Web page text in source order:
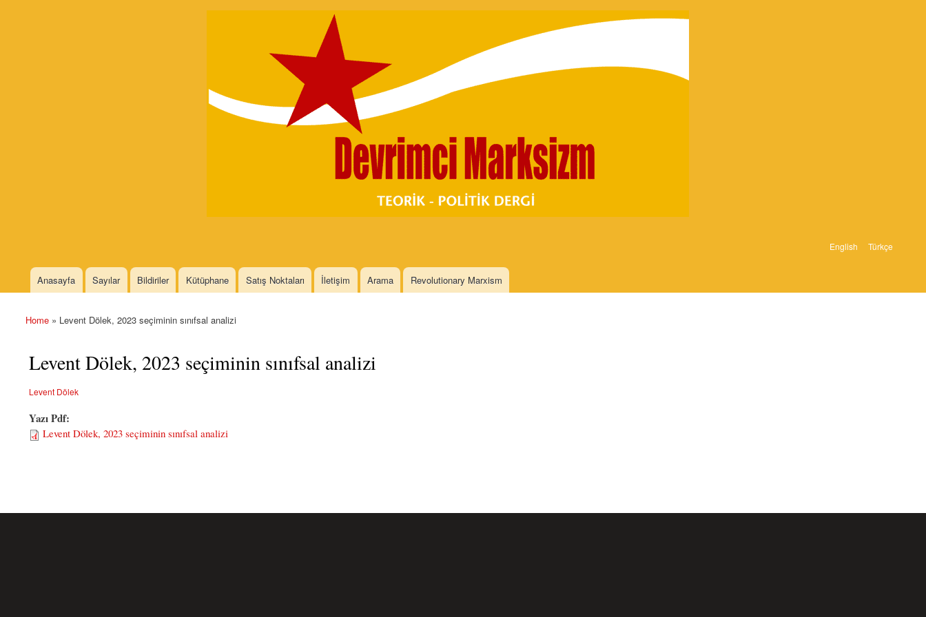
Skip to
English Türkçe
Main menu
Anasayfa Sayılar Bildiriler Kütüphane Satış Noktaları İletişim Arama Revolutionary Marxism
You are here
Home » Levent Dölek, 2023 seçiminin sınıfsal analizi
Levent Dölek, 2023 seçiminin sınıfsal analizi
Levent Dölek
Yazı Pdf:
Levent Dölek, 2023 seçiminin sınıfsal analizi